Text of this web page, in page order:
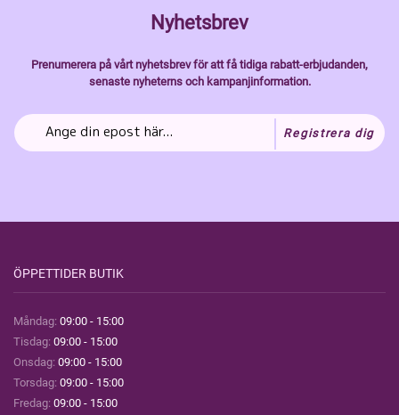
Nyhetsbrev
Prenumerera på vårt nyhetsbrev för att få tidiga rabatt-erbjudanden,
senaste nyheterns och kampanjinformation.
Registrera dig
ÖPPETTIDER BUTIK
Måndag: 09:00 - 15:00
Tisdag: 09:00 - 15:00
Onsdag: 09:00 - 15:00
Torsdag: 09:00 - 15:00
Fredag: 09:00 - 15:00